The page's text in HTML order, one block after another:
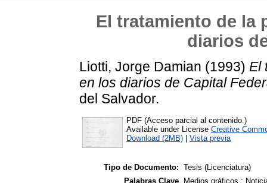
El tratamiento de la
diarios
Liotti, Jorge Damian (1993) El
en los diarios de Capital
del Salvador.
PDF (Acceso parcial al contenido.)
Available under License Creative
Download (2MB)
Vista previa
Tipo de Documento: Tesis (Licenciatura)
Palabras Clave
Medios gráficos ;